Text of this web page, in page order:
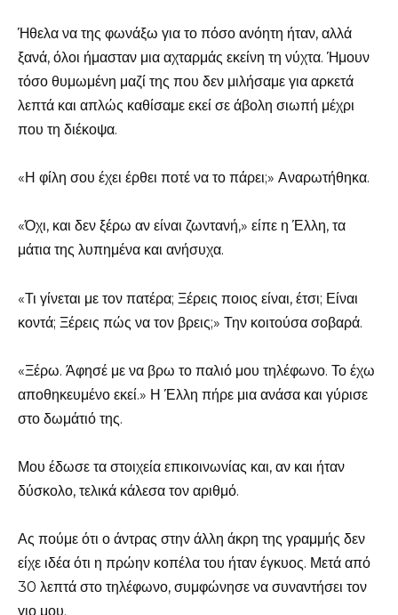
Ήθελα να της φωνάξω για το πόσο ανόητη ήταν, αλλά
ξανά, όλοι ήμασταν μια αχταρμάς εκείνη τη νύχτα. Ήμουν
τόσο θυμωμένη μαζί της που δεν μιλήσαμε για αρκετά
λεπτά και απλώς καθίσαμε εκεί σε άβολη σιωπή μέχρι
που τη διέκοψα.
«Η φίλη σου έχει έρθει ποτέ να το πάρει;» Αναρωτήθηκα.
«Όχι, και δεν ξέρω αν είναι ζωντανή,» είπε η Έλλη, τα
μάτια της λυπημένα και ανήσυχα.
«Τι γίνεται με τον πατέρα; Ξέρεις ποιος είναι, έτσι; Είναι
κοντά; Ξέρεις πώς να τον βρεις;» Την κοιτούσα σοβαρά.
«Ξέρω. Άφησέ με να βρω το παλιό μου τηλέφωνο. Το έχω
αποθηκευμένο εκεί.» Η Έλλη πήρε μια ανάσα και γύρισε
στο δωμάτιό της.
Μου έδωσε τα στοιχεία επικοινωνίας και, αν και ήταν
δύσκολο, τελικά κάλεσα τον αριθμό.
Ας πούμε ότι ο άντρας στην άλλη άκρη της γραμμής δεν
είχε ιδέα ότι η πρώην κοπέλα του ήταν έγκυος. Μετά από
30 λεπτά στο τηλέφωνο, συμφώνησε να συναντήσει τον
γιο μου.